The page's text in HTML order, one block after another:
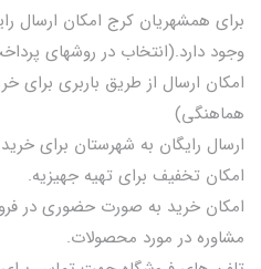
برای همشهریان کرج امکان ارسال
وجود دارد.(انتخاب در روشهای
امکان ارسال از طریق باربری برای
هماهنگی)
ارسال رایگان به شهرستان برای خرید بالای 500
امکان تخفیف برای تهیه جهیزیه.
امکان خرید به صورت حضوری در
مشاوره در مورد محصولات.